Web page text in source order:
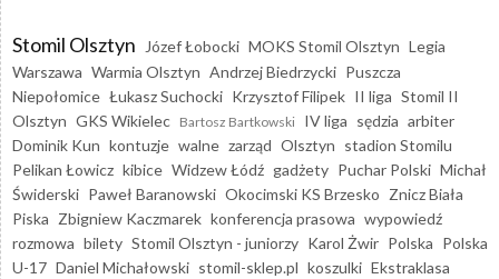
Stomil Olsztyn Józef Łobocki MOKS Stomil Olsztyn Legia
Warszawa Warmia Olsztyn Andrzej Biedrzycki Puszcza
Niepołomice Łukasz Suchocki Krzysztof Filipek II liga Stomil II
Olsztyn GKS Wikielec Bartosz Bartkowski IV liga sędzia arbiter
Dominik Kun kontuzje walne zarząd Olsztyn stadion Stomilu
Pelikan Łowicz kibice Widzew Łódź gadżety Puchar Polski Michał
Świderski Paweł Baranowski Okocimski KS Brzesko Znicz Biała
Piska Zbigniew Kaczmarek konferencja prasowa wypowiedź
rozmowa bilety Stomil Olsztyn - juniorzy Karol Żwir Polska Polska
U-17 Daniel Michałowski stomil-sklep.pl koszulki Ekstraklasa